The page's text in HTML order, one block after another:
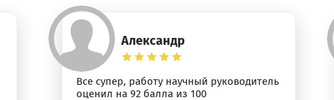
Александр
Все супер, работу научный руководитель
оценил на 92 балла из 100